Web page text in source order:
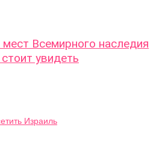
Всемирного наследия
увидеть